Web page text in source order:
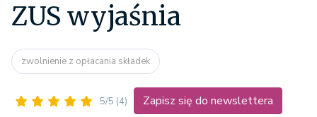
ZUS wyjaśnia
zwolnienie z opłacania składek
5/5 (4) Zapisz się do newslettera